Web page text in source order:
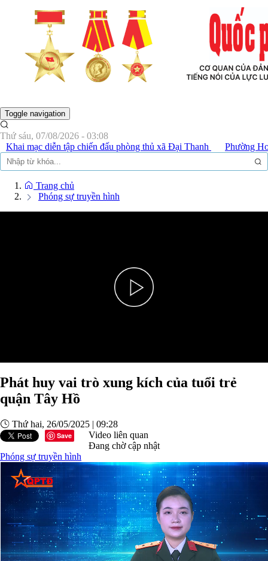
Toggle navigation
Thứ sáu, 07/08/2026 - 03:08
mạc diễn tập chiến đấu phòng thủ xã Đại Thanh
Phường
Trang chủ
Phóng sự truyền hình
Play
Phát huy vai trò xung kích của tuổi trẻ
quận Tây Hồ
Thứ hai, 26/05/2025 | 09:28
Save
Video liên quan
Đang chờ cập nhật
Phóng sự truyền hình